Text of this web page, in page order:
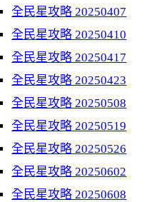
全民星攻略 20250407
全民星攻略 20250410
全民星攻略 20250417
全民星攻略 20250423
全民星攻略 20250508
全民星攻略 20250519
全民星攻略 20250526
全民星攻略 20250602
全民星攻略 20250608